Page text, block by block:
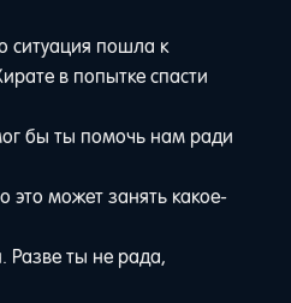
ситуация пошла к
в попытке спасти
бы ты помочь нам ради
может занять какое-
ты не рада,